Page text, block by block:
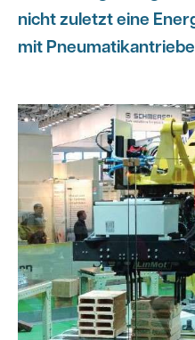
nicht zuletzt eine
mit